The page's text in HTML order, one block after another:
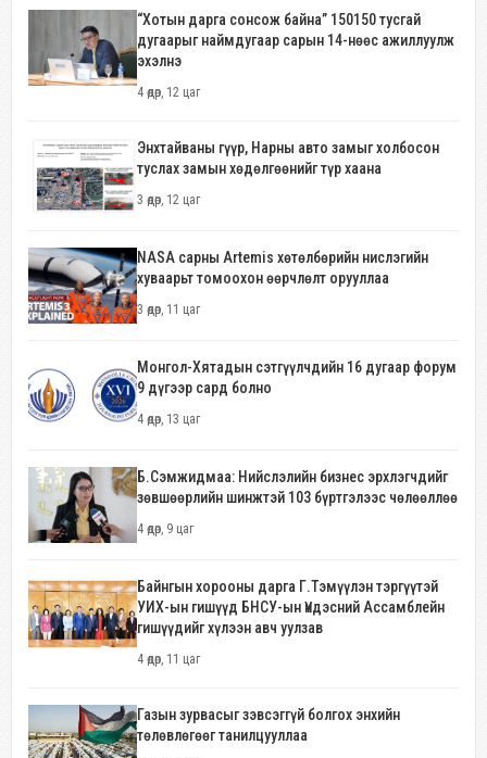
“Хотын дарга сонсож байна” 150150 тусгай
дугаарыг наймдугаар сарын 14-нөөс ажиллуулж
эхэлнэ
4 өдөр, 12 цаг
Энхтайваны гүүр, Нарны авто замыг холбосон
туслах замын хөдөлгөөнийг түр хаана
3 өдөр, 12 цаг
NASA сарны Artemis хөтөлбөрийн нислэгийн
хуваарьт томоохон өөрчлөлт орууллаа
3 өдөр, 11 цаг
Монгол-Хятадын сэтгүүлчдийн 16 дугаар форум
9 дүгээр сард болно
4 өдөр, 13 цаг
Б.Сэмжидмаа: Нийслэлийн бизнес эрхлэгчдийг
зөвшөөрлийн шинжтэй 103 бүртгэлээс чөлөөллөө
4 өдөр, 9 цаг
Байнгын хорооны дарга Г.Тэмүүлэн тэргүүтэй
УИХ-ын гишүүд БНСУ-ын Үндэсний Ассамблейн
гишүүдийг хүлээн авч уулзав
4 өдөр, 11 цаг
Газын зурвасыг зэвсэггүй болгох энхийн
төлөвлөгөөг танилцууллаа